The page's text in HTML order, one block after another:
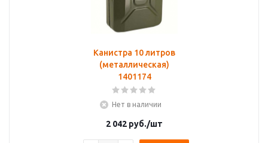
Канистра 10 литров
(металлическая)
1401174
Нет в наличии
2 042 руб./шт